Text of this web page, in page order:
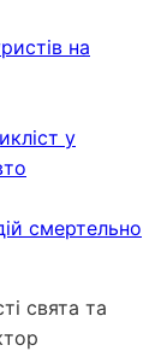
на
у
смертельно
свята та